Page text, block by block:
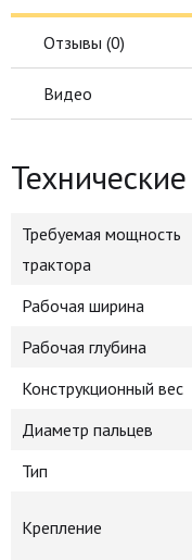
Отзывы (0)
Видео
Требуемая мощность
трактора
Рабочая ширина
Рабочая глубина
Конструкционный вес
Диаметр пальцев
Тип
Крепление